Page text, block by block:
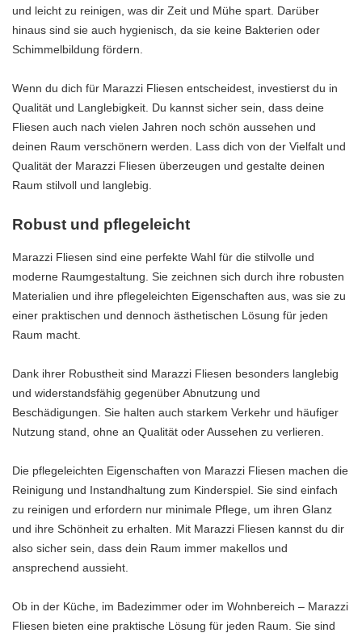
und leicht zu reinigen, was dir Zeit und Mühe spart. Darüber
hinaus sind sie auch hygienisch, da sie keine Bakterien oder
Schimmelbildung fördern.
Wenn du dich für Marazzi Fliesen entscheidest, investierst du in
Qualität und Langlebigkeit. Du kannst sicher sein, dass deine
Fliesen auch nach vielen Jahren noch schön aussehen und
deinen Raum verschönern werden. Lass dich von der Vielfalt und
Qualität der Marazzi Fliesen überzeugen und gestalte deinen
Raum stilvoll und langlebig.
Robust und pflegeleicht
Marazzi Fliesen sind eine perfekte Wahl für die stilvolle und
moderne Raumgestaltung. Sie zeichnen sich durch ihre robusten
Materialien und ihre pflegeleichten Eigenschaften aus, was sie zu
einer praktischen und dennoch ästhetischen Lösung für jeden
Raum macht.
Dank ihrer Robustheit sind Marazzi Fliesen besonders langlebig
und widerstandsfähig gegenüber Abnutzung und
Beschädigungen. Sie halten auch starkem Verkehr und häufiger
Nutzung stand, ohne an Qualität oder Aussehen zu verlieren.
Die pflegeleichten Eigenschaften von Marazzi Fliesen machen die
Reinigung und Instandhaltung zum Kinderspiel. Sie sind einfach
zu reinigen und erfordern nur minimale Pflege, um ihren Glanz
und ihre Schönheit zu erhalten. Mit Marazzi Fliesen kannst du dir
also sicher sein, dass dein Raum immer makellos und
ansprechend aussieht.
Ob in der Küche, im Badezimmer oder im Wohnbereich – Marazzi
Fliesen bieten eine praktische Lösung für jeden Raum. Sie sind